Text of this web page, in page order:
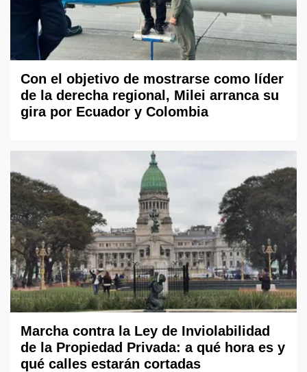
Con el objetivo de mostrarse como líder
de la derecha regional, Milei arranca su
gira por Ecuador y Colombia
Marcha contra la Ley de Inviolabilidad
de la Propiedad Privada: a qué hora es y
qué calles estarán cortadas